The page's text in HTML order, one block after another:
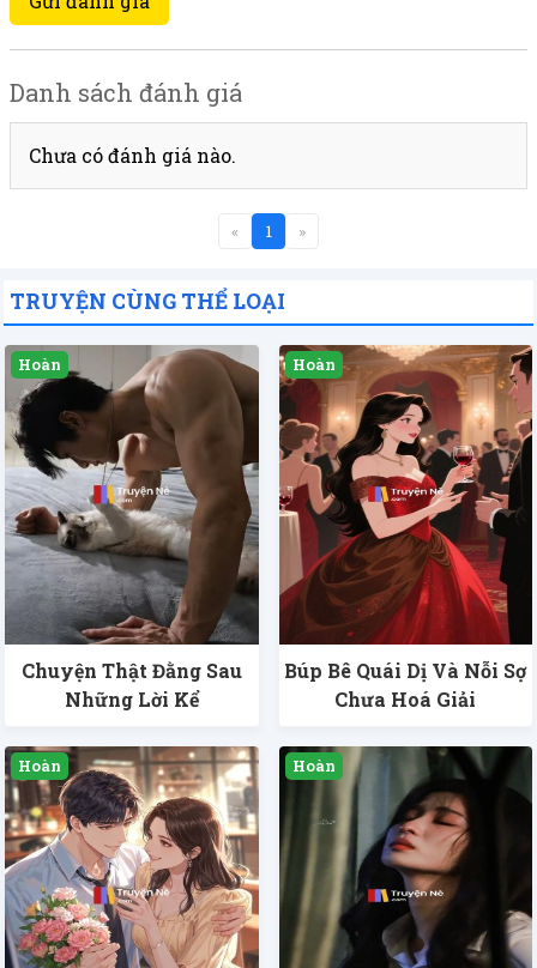
Danh sách đánh giá
Chưa có đánh giá nào.
« 1 »
TRUYỆN CÙNG THỂ LOẠI
Chuyện Thật Đằng Sau
Những Lời Kể
Búp Bê Quái Dị Và Nỗi Sợ
Chưa Hoá Giải